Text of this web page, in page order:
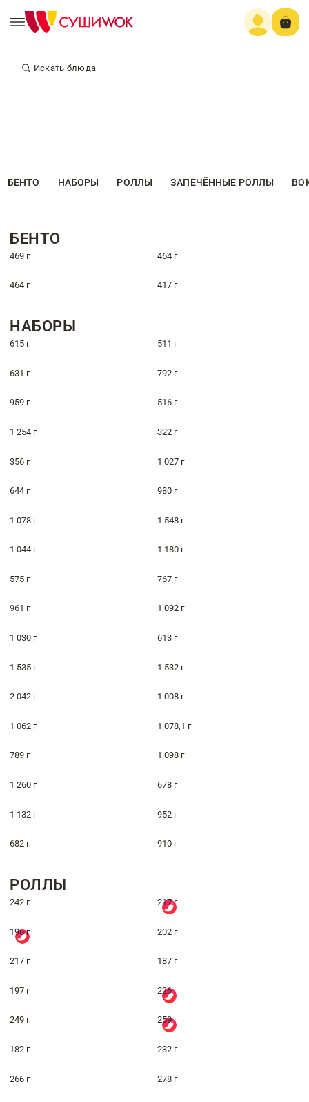
Искать блюда
БЕНТО НАБОРЫ РОЛЛЫ ЗАПЕЧЁННЫЕ РОЛЛЫ
БЕНТО
469 г 464 г
464 г 417 г
НАБОРЫ
615 г 511 г
631 г 792 г
959 г 516 г
1 254 г 322 г
356 г 1 027 г
644 г 980 г
1 078 г 1 548 г
1 044 г 1 180 г
575 г 767 г
961 г 1 092 г
1 030 г 613 г
1 535 г 1 532 г
2 042 г 1 008 г
1 062 г 1 078,1 г
789 г 1 098 г
1 260 г 678 г
1 132 г 952 г
682 г 910 г
РОЛЛЫ
242 г 217 г
196 г 202 г
217 г 187 г
197 г 226 г
249 г 259 г
182 г 232 г
266 г 278 г